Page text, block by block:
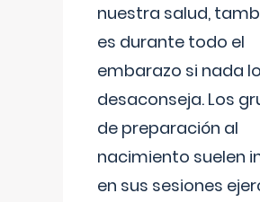
nuestra salud,
es durante todo el
embarazo si nada lo
desaconseja. Los
de preparación al
nacimiento suelen
en sus sesiones